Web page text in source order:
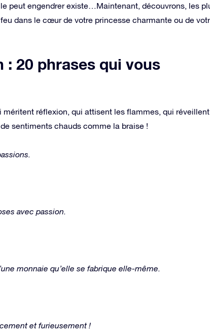
peut engendrer existe…Maintenant, découvrons, les
dans le cœur de votre princesse charmante ou de
: 20 phrases qui vous
méritent réflexion, qui attisent les flammes, qui
sentiments chauds comme la braise !
avec passion.
monnaie qu’elle se fabrique elle-même.
et furieusement !